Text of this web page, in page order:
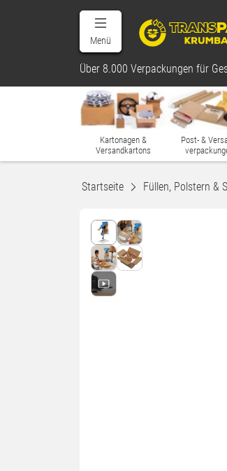
Menü
Über 8.000 Verpackungen für
Kartonagen &
Versandkartons
Post- &
Startseite Füllen, Polstern &